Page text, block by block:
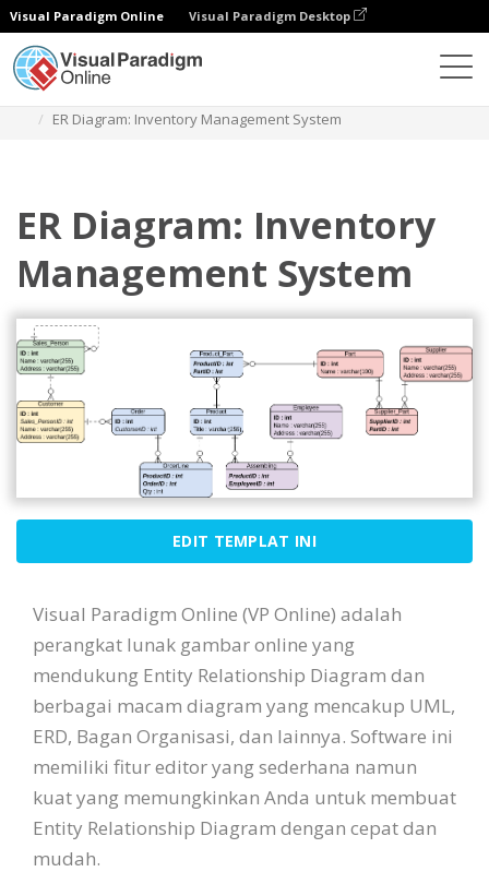
Visual Paradigm Online Visual Paradigm Desktop
ER Diagram: Inventory Management System
ER Diagram: Inventory
Management System
EDIT TEMPLAT INI
Visual Paradigm Online (VP Online) adalah
perangkat lunak gambar online yang
mendukung Entity Relationship Diagram dan
berbagai macam diagram yang mencakup UML,
ERD, Bagan Organisasi, dan lainnya. Software ini
memiliki fitur editor yang sederhana namun
kuat yang memungkinkan Anda untuk membuat
Entity Relationship Diagram dengan cepat dan
mudah.